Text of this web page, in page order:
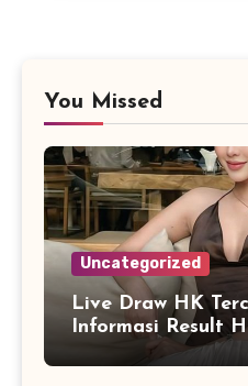
You Missed
Uncategorized
Live Draw HK
Informasi Result
Secara Real Time